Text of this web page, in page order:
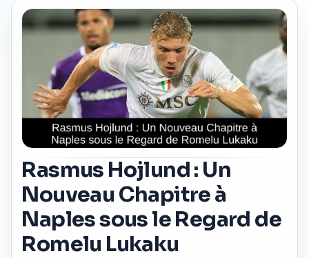
Rasmus Hojlund : Un
Nouveau Chapitre à
Naples sous le Regard de
Romelu Lukaku